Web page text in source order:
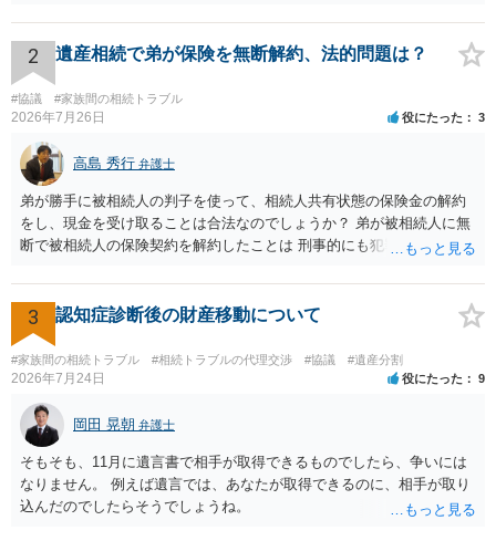
できない、という意味でした。
2 遺産相続で弟が保険を無断解約、法的問題は？
#協議 #家族間の相続トラブル
2026年7月26日 役にたった 3
高島 秀行 弁護士
弟が勝手に被相続人の判子を使って、相続人共有状態の保険金の解約
をし、現金を受け取ることは合法なのでしょうか？ 弟が被相続人に無
断で被相続人の保険契約を解約したことは 刑事的にも犯罪となる可能
された書類のコピーを取得して、弁護士に面談で詳しい事情を話して
相談 されたら良いと思います。
3 認知症診断後の財産移動について
#家族間の相続トラブル #相続トラブルの代理交渉 #協議 #遺産分割
2026年7月24日 役にたった 9
岡田 晃朝 弁護士
そもそも、11月に遺言書で相手が取得できるものでしたら、争いには
なりません。 例えば遺言では、あなたが取得できるのに、相手が取り
込んだのでしたらそうでしょうね。